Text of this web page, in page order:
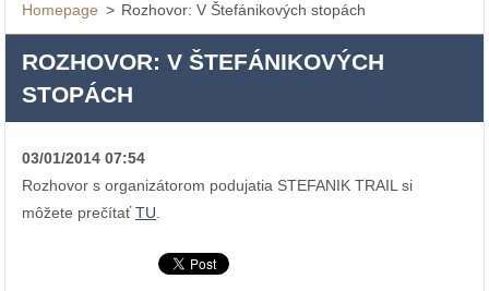
Homepage > Rozhovor: V Štefánikových stopách
ROZHOVOR: V ŠTEFÁNIKOVÝCH
STOPÁCH
03/01/2014 07:54
Rozhovor s organizátorom podujatia STEFANIK TRAIL si
môžete prečítaťTU